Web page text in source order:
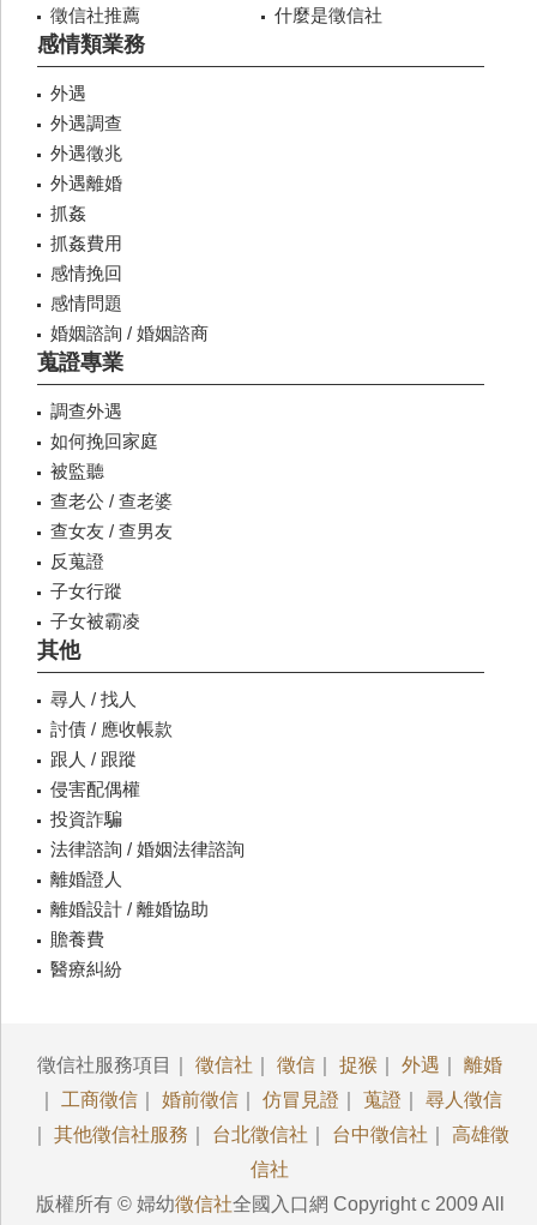
徵信社推薦
什麼是徵信社
感情類業務
外遇
外遇調查
外遇徵兆
外遇離婚
抓姦
抓姦費用
感情挽回
感情問題
婚姻諮詢 / 婚姻諮商
蒐證專業
調查外遇
如何挽回家庭
被監聽
查老公 / 查老婆
查女友 / 查男友
反蒐證
子女行蹤
子女被霸凌
其他
尋人 / 找人
討債 / 應收帳款
跟人 / 跟蹤
侵害配偶權
投資詐騙
法律諮詢 / 婚姻法律諮詢
離婚證人
離婚設計 / 離婚協助
贍養費
醫療糾紛
徵信社服務項目｜ 徵信社 徵信 捉猴 外遇
離婚
工商徵信 婚前徵信 仿冒見證 蒐證
尋人徵信
其他徵信社服務 台北徵信社 台中徵信社
高雄徵
信社
版權所有 © 婦幼徵信社全國入口網 Copyright c 2009 All